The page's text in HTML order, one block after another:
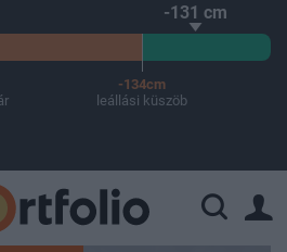
-131 cm
-134cm
leállási küszöb